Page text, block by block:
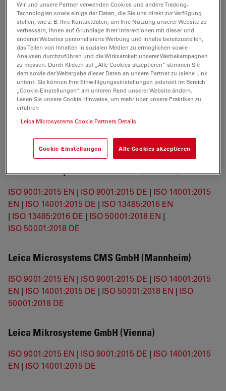
Business Units Certificates
Leica Microsystems (Global Certificate Overview)
ISO 9001:2015 EN|ISO 9001:2015 DE|ISO 14001:2015
EN|ISO 14001:2015 DE
Leica Microsystems (Central Functions)
ISO 14001:2015 DE
Leica Microsystems CMS GmbH (Wetzlar)
ISO 9001:2015 EN | ISO 9001:2015 DE | ISO 14001:2015
EN | ISO 14001:2015 DE | ISO 13485:2016 EN
| ISO 13485:2016 DE | ISO 50001:2018 EN |
ISO 50001:2018 DE
Leica Microsystems CMS GmbH (Mannheim)
ISO 9001:2015 EN | ISO 9001:2015 DE | ISO 14001:2015
EN | ISO 14001:2015 DE | ISO 50001:2018 EN | ISO
50001:2018 DE
Leica Mikrosysteme GmbH (Vienna)
ISO 9001:2015 EN | ISO 9001:2015 DE | ISO 14001:2015
EN | ISO 14001:2015 DE
Wir und unsere Partner verwenden Cookies und andere Tracking-
Technologien sowie einige der Daten, die Sie uns direkt zur Verfügung
stellen, wie z. B. Ihre Kontaktdaten, um Ihre Nutzung unserer Website zu
verbessern, Ihnen auf Grundlage Ihrer Interaktionen mit dieser und
anderen Websites personalisierte Werbung und Inhalte bereitzustellen,
das Teilen von Inhalten in sozialen Medien zu ermöglichen sowie
Analysen durchzuführen und die Wirksamkeit unserer Werbekampagnen
zu messen. Durch Klicken auf „Alle Cookies akzeptieren“ stimmen Sie
dem sowie der Weitergabe dieser Daten an unsere Partner zu (siehe Link
unten). Sie können Ihre Einwilligungseinstellungen jederzeit im Bereich
„Cookie-Einstellungen“ am unteren Rand unserer Website ändern.
Lesen Sie unsere Cookie-Hinweise, um mehr über unsere Praktiken zu
erfahren
Leica Microsystems Cookie Partners Details
Cookie-Einstellungen Alle Cookies akzeptieren